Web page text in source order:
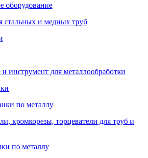
оборудование
стальных и медных труб
инструмент для металлообработки
по металлу
кромкорезы, торцеватели для труб и
по металлу